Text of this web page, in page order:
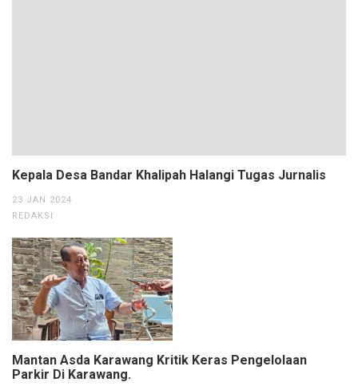
Kepala Desa Bandar Khalipah Halangi Tugas Jurnalis
23 JAN 2024
REDAKSI
Mantan Asda Karawang Kritik Keras Pengelolaan
Parkir Di Karawang.